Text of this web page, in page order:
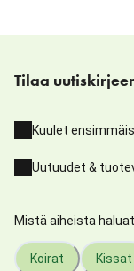
Tilaa
Kuulet
Uutuudet &
Mistä aiheista
Koirat Kissat